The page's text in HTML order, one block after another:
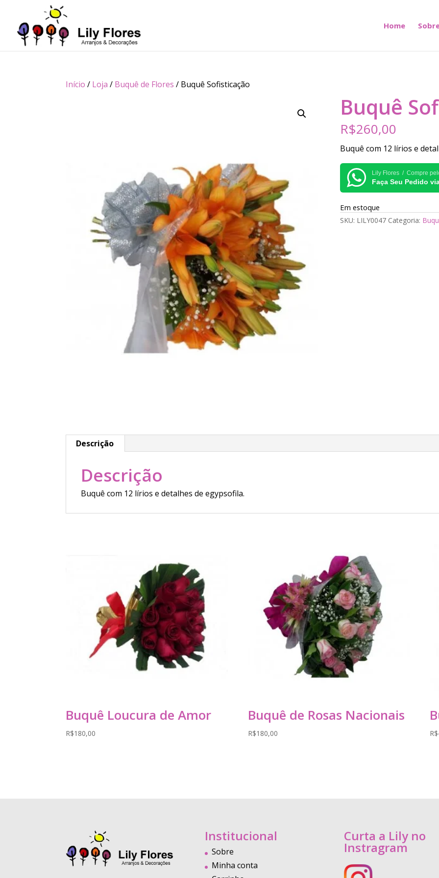
Home
Início / Loja / Buquê de Flores / Buquê Sofisticação
Buquê
R$260,00
Buquê com 12 lírios e
Lily Flores / Compre
Faça Seu Pedido
Em estoque
SKU: LILY0047 Categoria:
Descrição
Descrição
Buquê com 12 lírios e detalhes de egypsofila.
Buquê Loucura de Amor
R$180,00
Buquê de Rosas Nacionais
R$180,00 R$
Institucional
Sobre
Minha conta
Curta a Lily no
Instragram